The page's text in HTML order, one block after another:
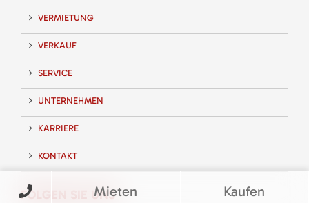
VERMIETUNG
VERKAUF
SERVICE
UNTERNEHMEN
KARRIERE
KONTAKT
FOLGEN SIE UNSMieten Kaufen